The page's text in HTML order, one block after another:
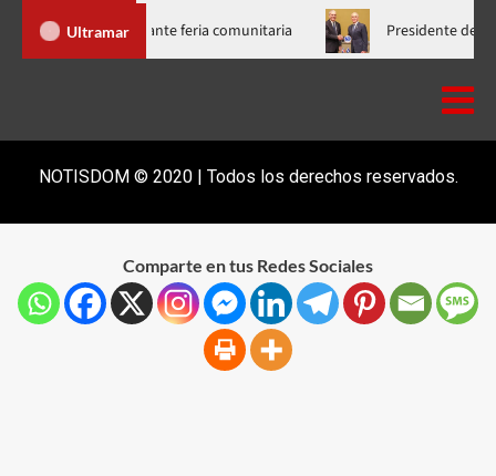
Ultramar
más de 300 familias del Bronx durante feria comunitaria
NOTISDOM © 2020 | Todos los derechos reservados.
Comparte en tus Redes Sociales